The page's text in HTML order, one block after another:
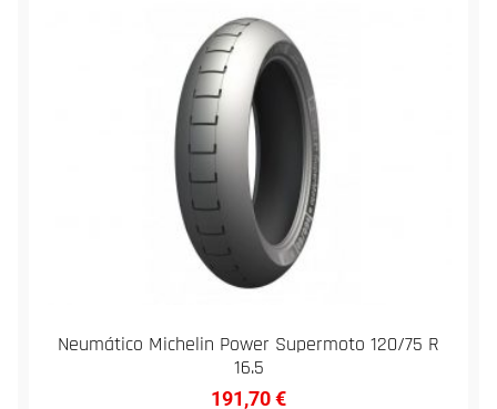
Neumático Michelin Power Supermoto 120/75 R
16.5
191,70€